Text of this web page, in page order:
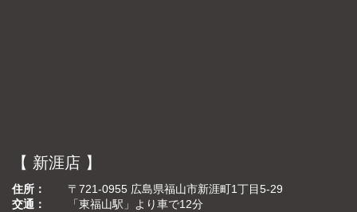
【 新涯店 】
住所
〒721-0955 広島県福山市新涯町1丁目5-29
交通
「東福山駅」より車で12分